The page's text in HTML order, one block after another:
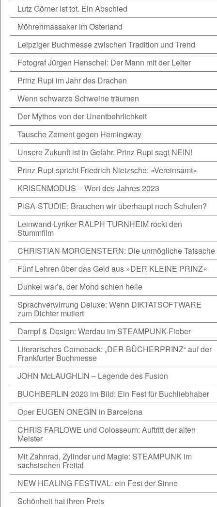
Lutz Görner ist tot. Ein Abschied
Möhrenmassaker im Osterland
Leipziger Buchmesse zwischen Tradition und Trend
Fotograf Jürgen Henschel: Der Mann mit der Leiter
Prinz Rupi im Jahr des Drachen
Wenn schwarze Schweine träumen
Der Mythos von der Unentbehrlichkeit
Tausche Zement gegen Hemingway
Unsere Zukunft ist in Gefahr. Prinz Rupi sagt NEIN!
Prinz Rupi spricht Friedrich Nietzsche: »Vereinsamt«
KRISENMODUS – Wort des Jahres 2023
PISA-STUDIE: Brauchen wir überhaupt noch Schulen?
Leinwand-Lyriker RALPH TURNHEIM rockt den
Stummfilm
CHRISTIAN MORGENSTERN: Die unmögliche Tatsache
Fünf Lehren über das Geld aus »DER KLEINE PRINZ«
Dunkel war’s, der Mond schien helle
Sprachverwirrung Deluxe: Wenn DIKTATSOFTWARE
zum Dichter mutiert
Dampf & Design: Werdau im STEAMPUNK-Fieber
Literarisches Comeback: „DER BÜCHERPRINZ“ auf der
Frankfurter Buchmesse
JOHN McLAUGHLIN – Legende des Fusion
BUCHBERLIN 2023 im Bild: Ein Fest für Buchliebhaber
Oper EUGEN ONEGIN in Barcelona
CHRIS FARLOWE und Colosseum: Auftritt der alten
Meister
Mit Zahnrad, Zylinder und Magie: STEAMPUNK im
sächsischen Freital
NEW HEALING FESTIVAL: ein Fest der Sinne
Schönheit hat ihren Preis